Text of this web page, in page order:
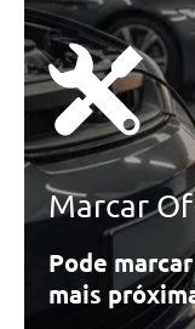
Marcar
Pode
mais